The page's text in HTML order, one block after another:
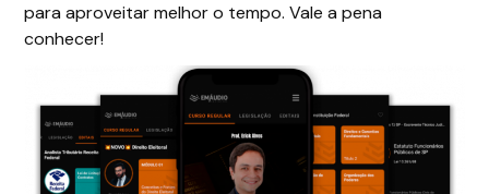
para aproveitar melhor o tempo. Vale a pena
conhecer!